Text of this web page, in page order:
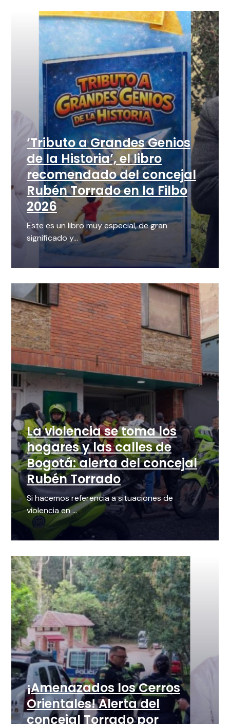
‘Tributo a Grandes Genios
de la Historia’, el libro
recomendado del concejal
Rubén Torrado en la Filbo
2026
Este es un libro muy especial, de gran
significado y...
La violencia se toma los
hogares y las calles de
Bogotá: alerta del concejal
Rubén Torrado
Si hacemos referencia a situaciones de
violencia en ...
¡Amenazados los Cerros
Orientales! Alerta del
concejal Torrado por